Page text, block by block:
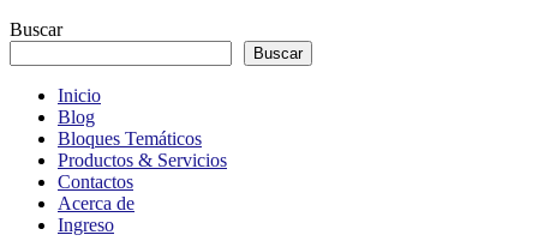
Buscar
Buscar
Inicio
Blog
Bloques Temáticos
Productos & Servicios
Contactos
Acerca de
Ingreso